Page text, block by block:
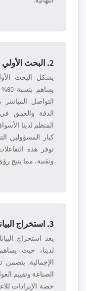
2. البحث الأولي
يشكل البحث
التواصل
الدقة والعمق في
المنظم لدينا
كبار المسؤولين
توفر هذه
وتقنية، مما يتيح
3. استخراج البيانات وتحليل السوق
يعد استخراج
الإجمالية.
الصناعة وتقييم
حصة الإيرادات